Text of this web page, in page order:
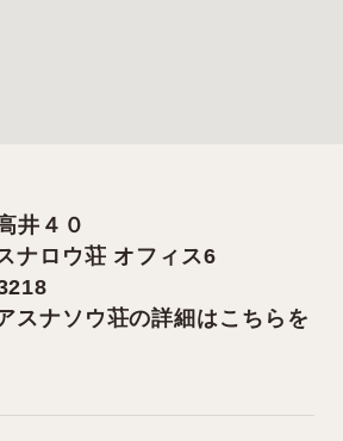
井４０
ナロウ荘 オフィス6
スナソウ荘の詳細はこちらを